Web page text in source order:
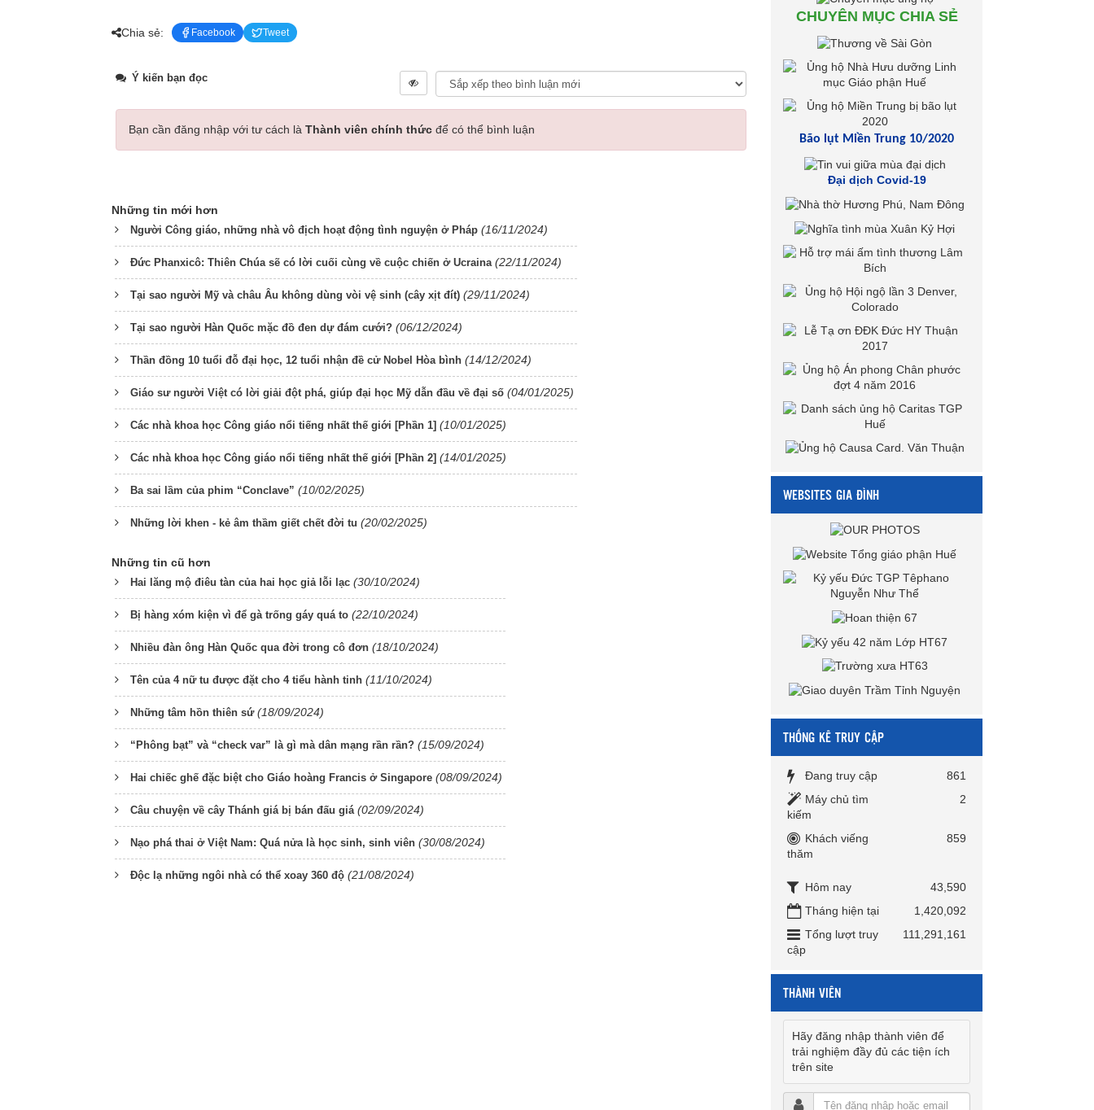
Chia sẻ: Facebook Tweet
Ý kiến bạn đọc
Bạn cần đăng nhập với tư cách là Thành viên chính thức để có thể bình luận
Những tin mới hơn
Người Công giáo, những nhà vô địch hoạt động tình nguyện ở Pháp (16/11/2024)
Đức Phanxicô: Thiên Chúa sẽ có lời cuối cùng về cuộc chiến ở Ucraina (22/11/2024)
Tại sao người Mỹ và châu Âu không dùng vòi vệ sinh (cây xịt đít) (29/11/2024)
Tại sao người Hàn Quốc mặc đồ đen dự đám cưới? (06/12/2024)
Thần đồng 10 tuổi đỗ đại học, 12 tuổi nhận đề cử Nobel Hòa bình (14/12/2024)
Giáo sư người Việt có lời giải đột phá, giúp đại học Mỹ dẫn đầu về đại số (04/01/2025)
Các nhà khoa học Công giáo nổi tiếng nhất thế giới [Phần 1] (10/01/2025)
Các nhà khoa học Công giáo nổi tiếng nhất thế giới [Phần 2] (14/01/2025)
Ba sai lầm của phim “Conclave” (10/02/2025)
Những lời khen - kẻ âm thầm giết chết đời tu (20/02/2025)
Những tin cũ hơn
Hai lăng mộ điêu tàn của hai học giả lỗi lạc (30/10/2024)
Bị hàng xóm kiện vì để gà trống gáy quá to (22/10/2024)
Nhiều đàn ông Hàn Quốc qua đời trong cô đơn (18/10/2024)
Tên của 4 nữ tu được đặt cho 4 tiểu hành tinh (11/10/2024)
Những tâm hồn thiên sứ (18/09/2024)
“Phông bạt” và “check var” là gì mà dân mạng rần rần? (15/09/2024)
Hai chiếc ghế đặc biệt cho Giáo hoàng Francis ở Singapore (08/09/2024)
Câu chuyện về cây Thánh giá bị bán đấu giá (02/09/2024)
Nạo phá thai ở Việt Nam: Quá nửa là học sinh, sinh viên (30/08/2024)
Độc lạ những ngôi nhà có thể xoay 360 độ (21/08/2024)
CHUYÊN MỤC CHIA SẺ
Bão lụt Miền Trung 10/2020
Đại dịch Covid-19
WEBSITES GIA ĐÌNH
THỐNG KÊ TRUY CẬP
Đang truy cập
861
Máy chủ tìm
kiếm
2
Khách viếng
thăm
859
Hôm nay
43,590
Tháng hiện tại
1,420,092
Tổng lượt truy
cập
111,291,161
THÀNH VIÊN
Hãy đăng nhập thành viên để
trải nghiệm đầy đủ các tiện ích
trên site